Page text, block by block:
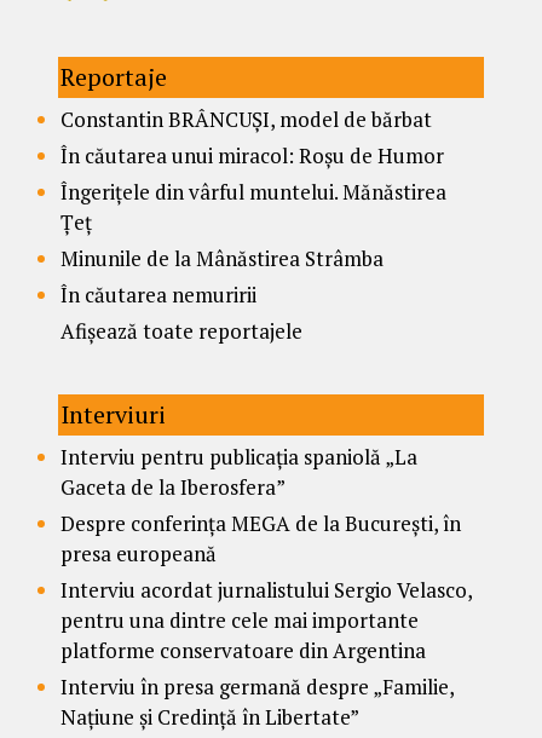
Reportaje
Constantin BRÂNCUȘI, model de bărbat
În căutarea unui miracol: Roșu de Humor
Îngerițele din vârful muntelui. Mănăstirea
Țeț
Minunile de la Mânăstirea Strâmba
În căutarea nemuririi
Afișează toate reportajele
Interviuri
Interviu pentru publicația spaniolă „La
Gaceta de la Iberosfera”
Despre conferința MEGA de la București, în
presa europeană
Interviu acordat jurnalistului Sergio Velasco,
pentru una dintre cele mai importante
platforme conservatoare din Argentina
Interviu în presa germană despre „Familie,
Națiune și Credință în Libertate”